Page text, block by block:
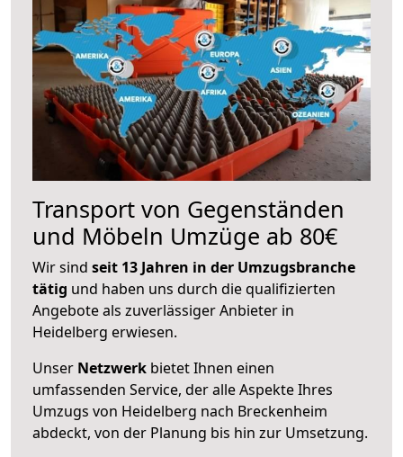
Transport von Gegenständen
und Möbeln Umzüge ab 80€
Wir sind seit 13 Jahren in der Umzugsbranche
tätig und haben uns durch die qualifizierten
Angebote als zuverlässiger Anbieter in
Heidelberg erwiesen.
Unser Netzwerk bietet Ihnen einen
umfassenden Service, der alle Aspekte Ihres
Umzugs von Heidelberg nach Breckenheim
abdeckt, von der Planung bis hin zur Umsetzung.